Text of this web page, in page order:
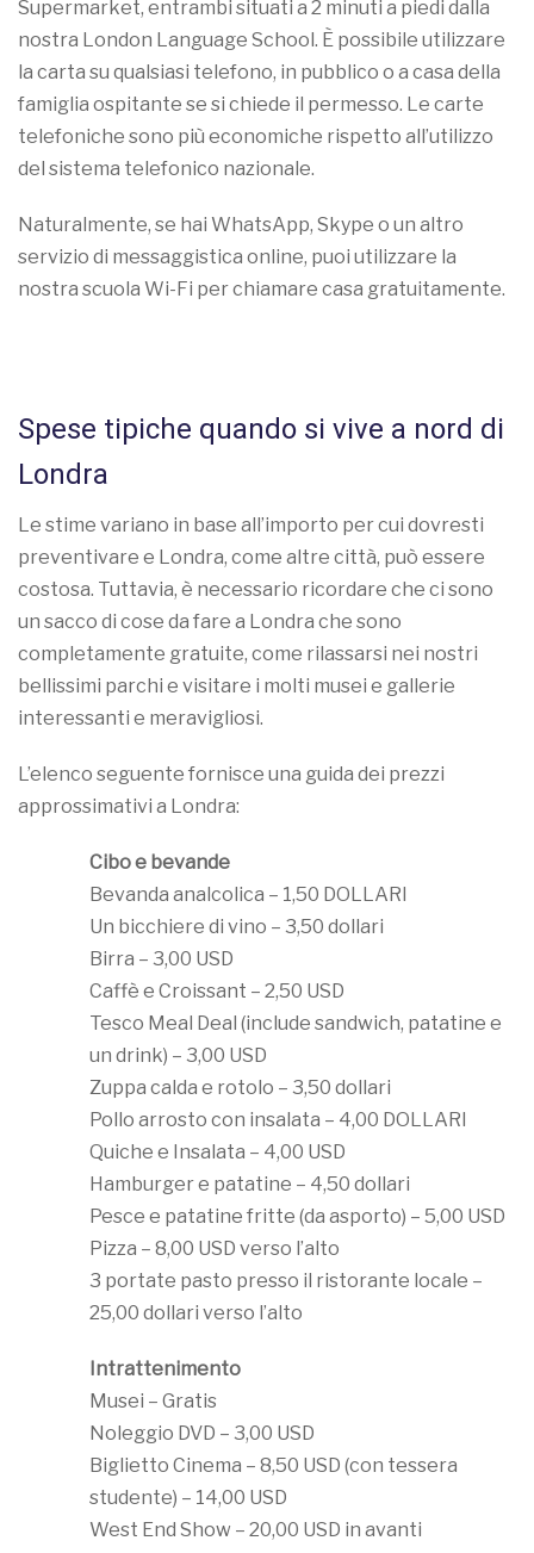
Supermarket, entrambi situati a 2 minuti a piedi dalla
nostra London Language School. È possibile utilizzare
la carta su qualsiasi telefono, in pubblico o a casa della
famiglia ospitante se si chiede il permesso. Le carte
telefoniche sono più economiche rispetto all’utilizzo
del sistema telefonico nazionale.
Naturalmente, se hai WhatsApp, Skype o un altro
servizio di messaggistica online, puoi utilizzare la
nostra scuola Wi-Fi per chiamare casa gratuitamente.
Spese tipiche quando si vive a nord di
Londra
Le stime variano in base all’importo per cui dovresti
preventivare e Londra, come altre città, può essere
costosa. Tuttavia, è necessario ricordare che ci sono
un sacco di cose da fare a Londra che sono
completamente gratuite, come rilassarsi nei nostri
bellissimi parchi e visitare i molti musei e gallerie
interessanti e meravigliosi.
L’elenco seguente fornisce una guida dei prezzi
approssimativi a Londra:
Cibo e bevande
Bevanda analcolica – 1,50 DOLLARI
Un bicchiere di vino – 3,50 dollari
Birra – 3,00 USD
Caffè e Croissant – 2,50 USD
Tesco Meal Deal (include sandwich, patatine e
un drink) – 3,00 USD
Zuppa calda e rotolo – 3,50 dollari
Pollo arrosto con insalata – 4,00 DOLLARI
Quiche e Insalata – 4,00 USD
Hamburger e patatine – 4,50 dollari
Pesce e patatine fritte (da asporto) – 5,00 USD
Pizza – 8,00 USD verso l’alto
3 portate pasto presso il ristorante locale –
25,00 dollari verso l’alto
Intrattenimento
Musei – Gratis
Noleggio DVD – 3,00 USD
Biglietto Cinema – 8,50 USD (con tessera
studente) – 14,00 USD
West End Show – 20,00 USD in avanti